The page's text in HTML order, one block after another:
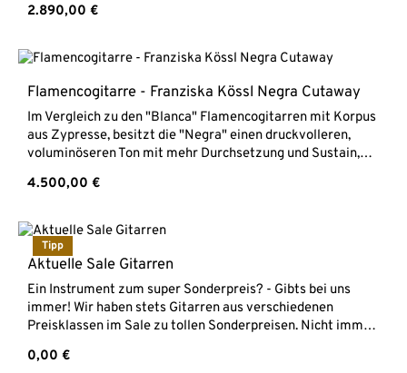
verlieren. Diese Franziska Kössl Negra besitzt einen
äußerst feinjährige Schweizer Alpenfichtendecke in
aber in einem sehr guten Zustand.Dieses Modell gibt es
auch mit Cutaway -> zum ModellFranziska Kössl Flamenco
Negra RioFlamenca NegraHandgefertigt in unserer
MeisterwerkstattMassive Schweizer
AlpenfichtendeckeBoden & Zargen aus massivem Rio
Palisander (mit Cites Dokumenten)Hals aus
650 mmLackierung Hochglanz, Decke Schellack
Regulärer Preis:
2.890,00 €
Flamencogitarre - Franziska Kössl Negra Cutaway
Im Vergleich zu den "Blanca" Flamencogitarren mit Korpus
aus Zypresse, besitzt die "Negra" einen druckvolleren,
voluminöseren Ton mit mehr Durchsetzung und Sustain,
verlieren. Diese Franziska Kössl Negra besitzt einen
äußerst feinjährige Schweizer Alpenfichtendecke in
aufwendiger Schellack Politur. Eingebaut ist ein K&K Pure
Classic Tonabnehmer.Dieses Modell gibt es auch mit
Zederndecke -> Franziska Kössl Paris ZederFranziska
Kössl Flamenco Negra Flamencogitarre mit
CutawayHandgefertigt in unserer
MeisterwerkstattMassive Schweizer
AlpenfichtendeckeBoden & Zargen aus massivem Rio
Regulärer Preis:
4.500,00 €
Tipp
Aktuelle Sale Gitarren
Ein Instrument zum super Sonderpreis? - Gibts bei uns
immer! Wir haben stets Gitarren aus verschiedenen
Preisklassen im Sale zu tollen Sonderpreisen. Nicht immer
Shop. Wenn du also eine Gitarre suchst, frag uns gerne nach
Regulärer Preis:
0,00 €